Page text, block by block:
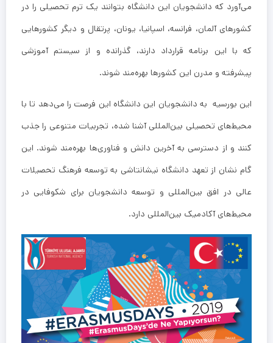
می‌آورد که دانشجویان این دانشگاه بتوانند یک ترم تحصیلی را در
کشورهای آلمان، فرانسه، اسپانیا، یونان، پرتقال و دیگر کشورهایی
که با این برنامه قرارداد دارند، گذرانده و از سیستم آموزشی
پیشرفته و مدرن این کشورها بهره‌مند شوند.
این بورسیه به دانشجویان این دانشگاه این فرصت را می‌دهد تا با
محیط‌های تحصیلی بین‌المللی آشنا شده، تجربیات متنوعی را جذب
کنند و از دسترسی به آخرین دانش و فناوری‌ها بهره‌مند شوند. این
گام نشان از تعهد دانشگاه نیشانتاشی به توسعه فرهنگ تحصیلات
عالی در افق بین‌المللی و توسعه دانشجویان برای شکوفایی در
محیط‌های آکادمیک بین‌المللی دارد.